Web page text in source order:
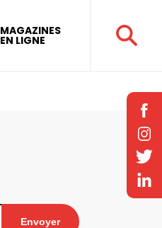
MAGAZINES
EN LIGNE
Envoyer